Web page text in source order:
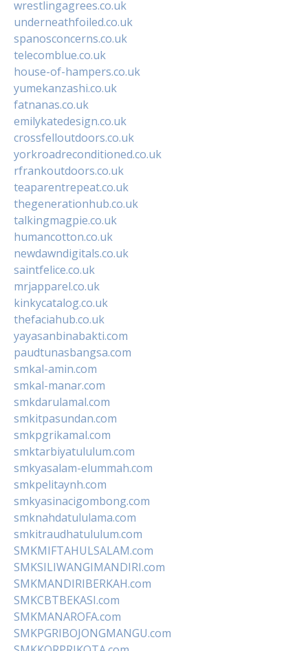
wrestlingagrees.co.uk
underneathfoiled.co.uk
spanosconcerns.co.uk
telecomblue.co.uk
house-of-hampers.co.uk
yumekanzashi.co.uk
fatnanas.co.uk
emilykatedesign.co.uk
crossfelloutdoors.co.uk
yorkroadreconditioned.co.uk
rfrankoutdoors.co.uk
teaparentrepeat.co.uk
thegenerationhub.co.uk
talkingmagpie.co.uk
humancotton.co.uk
newdawndigitals.co.uk
saintfelice.co.uk
mrjapparel.co.uk
kinkycatalog.co.uk
thefaciahub.co.uk
yayasanbinabakti.com
paudtunasbangsa.com
smkal-amin.com
smkal-manar.com
smkdarulamal.com
smkitpasundan.com
smkpgrikamal.com
smktarbiyatululum.com
smkyasalam-elummah.com
smkpelitaynh.com
smkyasinacigombong.com
smknahdatululama.com
smkitraudhatululum.com
SMKMIFTAHULSALAM.com
SMKSILIWANGIMANDIRI.com
SMKMANDIRIBERKAH.com
SMKCBTBEKASI.com
SMKMANAROFA.com
SMKPGRIBOJONGMANGU.com